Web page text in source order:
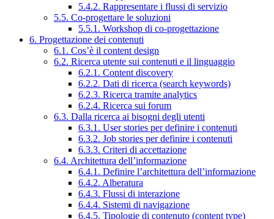
5.4.2. Rappresentare i flussi di servizio
5.5. Co-progettare le soluzioni
5.5.1. Workshop di co-progettazione
6. Progettazione dei contenuti
6.1. Cos’è il content design
6.2. Ricerca utente sui contenuti e il linguaggio
6.2.1. Content discovery
6.2.2. Dati di ricerca (search keywords)
6.2.3. Ricerca tramite analytics
6.2.4. Ricerca sui forum
6.3. Dalla ricerca ai bisogni degli utenti
6.3.1. User stories per definire i contenuti
6.3.2. Job stories per definire i contenuti
6.3.3. Criteri di accettazione
6.4. Architettura dell’informazione
6.4.1. Definire l’architettura dell’informazione
6.4.2. Alberatura
6.4.3. Flussi di interazione
6.4.4. Sistemi di navigazione
6.4.5. Tipologie di contenuto (content type)